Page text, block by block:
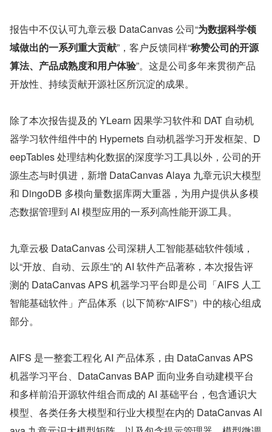
报告中不仅认可九章云极 DataCanvas 公司“为数据科学领
域做出的一系列重大贡献”，客户反馈同样“称赞公司的开源
算法、产品成熟度和用户体验”。这是公司多年来贯彻产品
开放性、持续贡献开源社区所沉淀的成果。
除了本次报告提及的 YLearn 因果学习软件和 DAT 自动机
器学习软件组件中的 Hypernets 自动机器学习开发框架、D
eepTables 处理结构化数据的深度学习工具以外，公司的开
源生态与时俱进，新增 DataCanvas Alaya 九章元识大模型
和 DingoDB 多模向量数据库两大重器，为用户提供从多模
态数据管理到 AI 模型应用的一系列高性能开源工具。
九章云极 DataCanvas 公司深耕人工智能基础软件领域，
以“开放、自动、云原生”的 AI 软件产品著称，本次报告评
测的 DataCanvas APS 机器学习平台即是公司「AIFS 人工
智能基础软件」产品体系（以下简称“AIFS”）中的核心组成
部分。
AIFS 是一整套工程化 AI 产品体系，由 DataCanvas APS
机器学习平台、DataCanvas BAP 面向业务自动建模平台
和多样前沿开源软件组合而成的 AI 基础平台，包含通识大
模型、各类任务大模型和行业大模型在内的 DataCanvas Al